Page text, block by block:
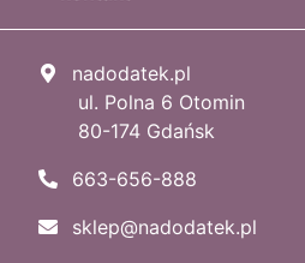
nadodatek.pl
ul. Polna 6 Otomin
80-174 Gdańsk
663-656-888
sklep@nadodatek.pl